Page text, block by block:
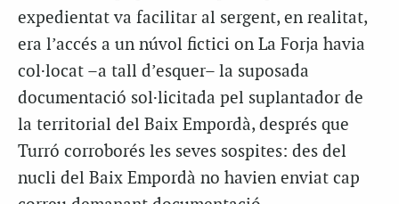
expedientat va facilitar al sergent, en realitat,
era l’accés a un núvol fictici on La Forja havia
col·locat –a tall d’esquer– la suposada
documentació sol·licitada pel suplantador de
la territorial del Baix Empordà, després que
Turró corroborés les seves sospites: des del
nucli del Baix Empordà no havien enviat cap